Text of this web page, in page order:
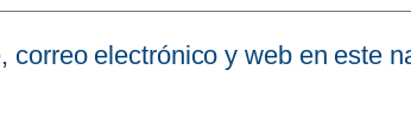
correo electrónico y web en este